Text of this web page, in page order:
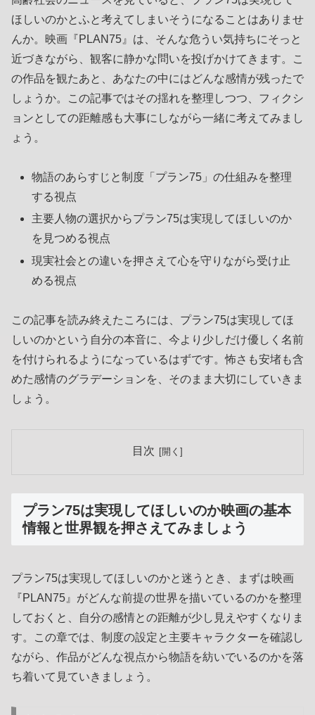
ほしいのかとふと考えてしまいそうになることはありませ
んか。映画『PLAN75』は、そんな危うい気持ちにそっと
近づきながら、観客に静かな問いを投げかけてきます。こ
の作品を観たあと、あなたの中にはどんな感情が残ったで
しょうか。この記事ではその揺れを整理しつつ、フィクシ
ョンとしての距離感も大事にしながら一緒に考えてみまし
ょう。
物語のあらすじと制度「プラン75」の仕組みを整理
する視点
主要人物の選択からプラン75は実現してほしいのか
を見つめる視点
現実社会との違いを押さえて心を守りながら受け止
める視点
この記事を読み終えたころには、プラン75は実現してほ
しいのかという自分の本音に、今より少しだけ優しく名前
を付けられるようになっているはずです。怖さも安堵も含
めた感情のグラデーションを、そのまま大切にしていきま
しょう。
目次
プラン75は実現してほしいのか映画の基本
情報と世界観を押さえてみましょう
プラン75は実現してほしいのかと迷うとき、まずは映画
『PLAN75』がどんな前提の世界を描いているのかを整理
しておくと、自分の感情との距離が少し見えやすくなりま
す。この章では、制度の設定と主要キャラクターを確認し
ながら、作品がどんな視点から物語を紡いでいるのかを落
ち着いて見ていきましょう。